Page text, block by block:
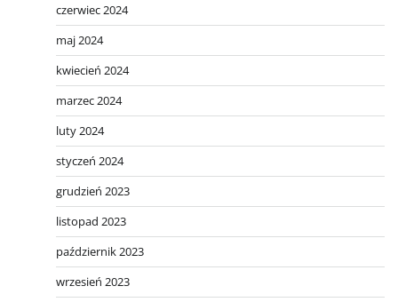
czerwiec 2024
maj 2024
kwiecień 2024
marzec 2024
luty 2024
styczeń 2024
grudzień 2023
listopad 2023
październik 2023
wrzesień 2023